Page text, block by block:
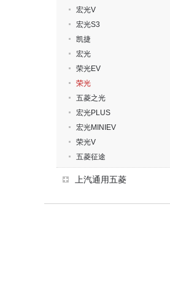
宏光V
宏光S3
凯捷
宏光
荣光EV
荣光
五菱之光
宏光PLUS
宏光MINIEV
荣光V
五菱征途
上汽通用五菱